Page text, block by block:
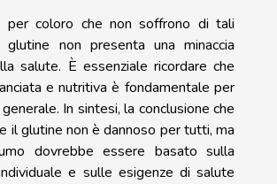
per coloro che non soffrono di tali
glutine non presenta una minaccia
salute. È essenziale ricordare che
e nutritiva è fondamentale per
In sintesi, la conclusione che
il glutine non è dannoso per tutti, ma
dovrebbe essere basato sulla
e sulle esigenze di salute